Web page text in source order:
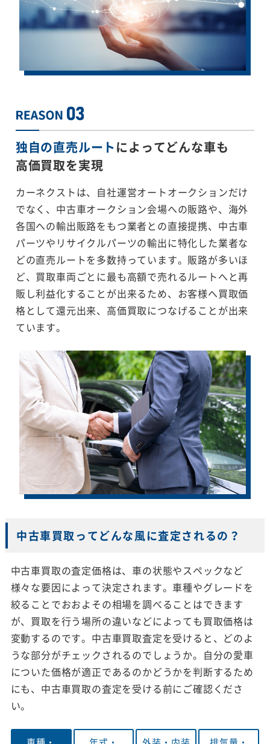
独自の直売ルートによってどんな車も
高価買取を実現
カーネクストは、自社運営オートオークションだけ
でなく、中古車オークション会場への販路や、海外
各国への輸出販路をもつ業者との直接提携、中古車
パーツやリサイクルパーツの輸出に特化した業者な
どの直売ルートを多数持っています。販路が多いほ
ど、買取車両ごとに最も高額で売れるルートへと再
販し利益化することが出来るため、お客様へ買取価
格として還元出来、高価買取につなげることが出来
ています。
中古車買取ってどんな風に査定されるの？
中古車買取の査定価格は、車の状態やスペックなど
様々な要因によって決定されます。車種やグレードを
絞ることでおおよその相場を調べることはできます
が、買取を行う場所の違いなどによっても買取価格は
変動するのです。中古車買取査定を受けると、どのよ
うな部分がチェックされるのでしょうか。自分の愛車
についた価格が適正であるのかどうかを判断するため
にも、中古車買取の査定を受ける前にご確認くださ
い。